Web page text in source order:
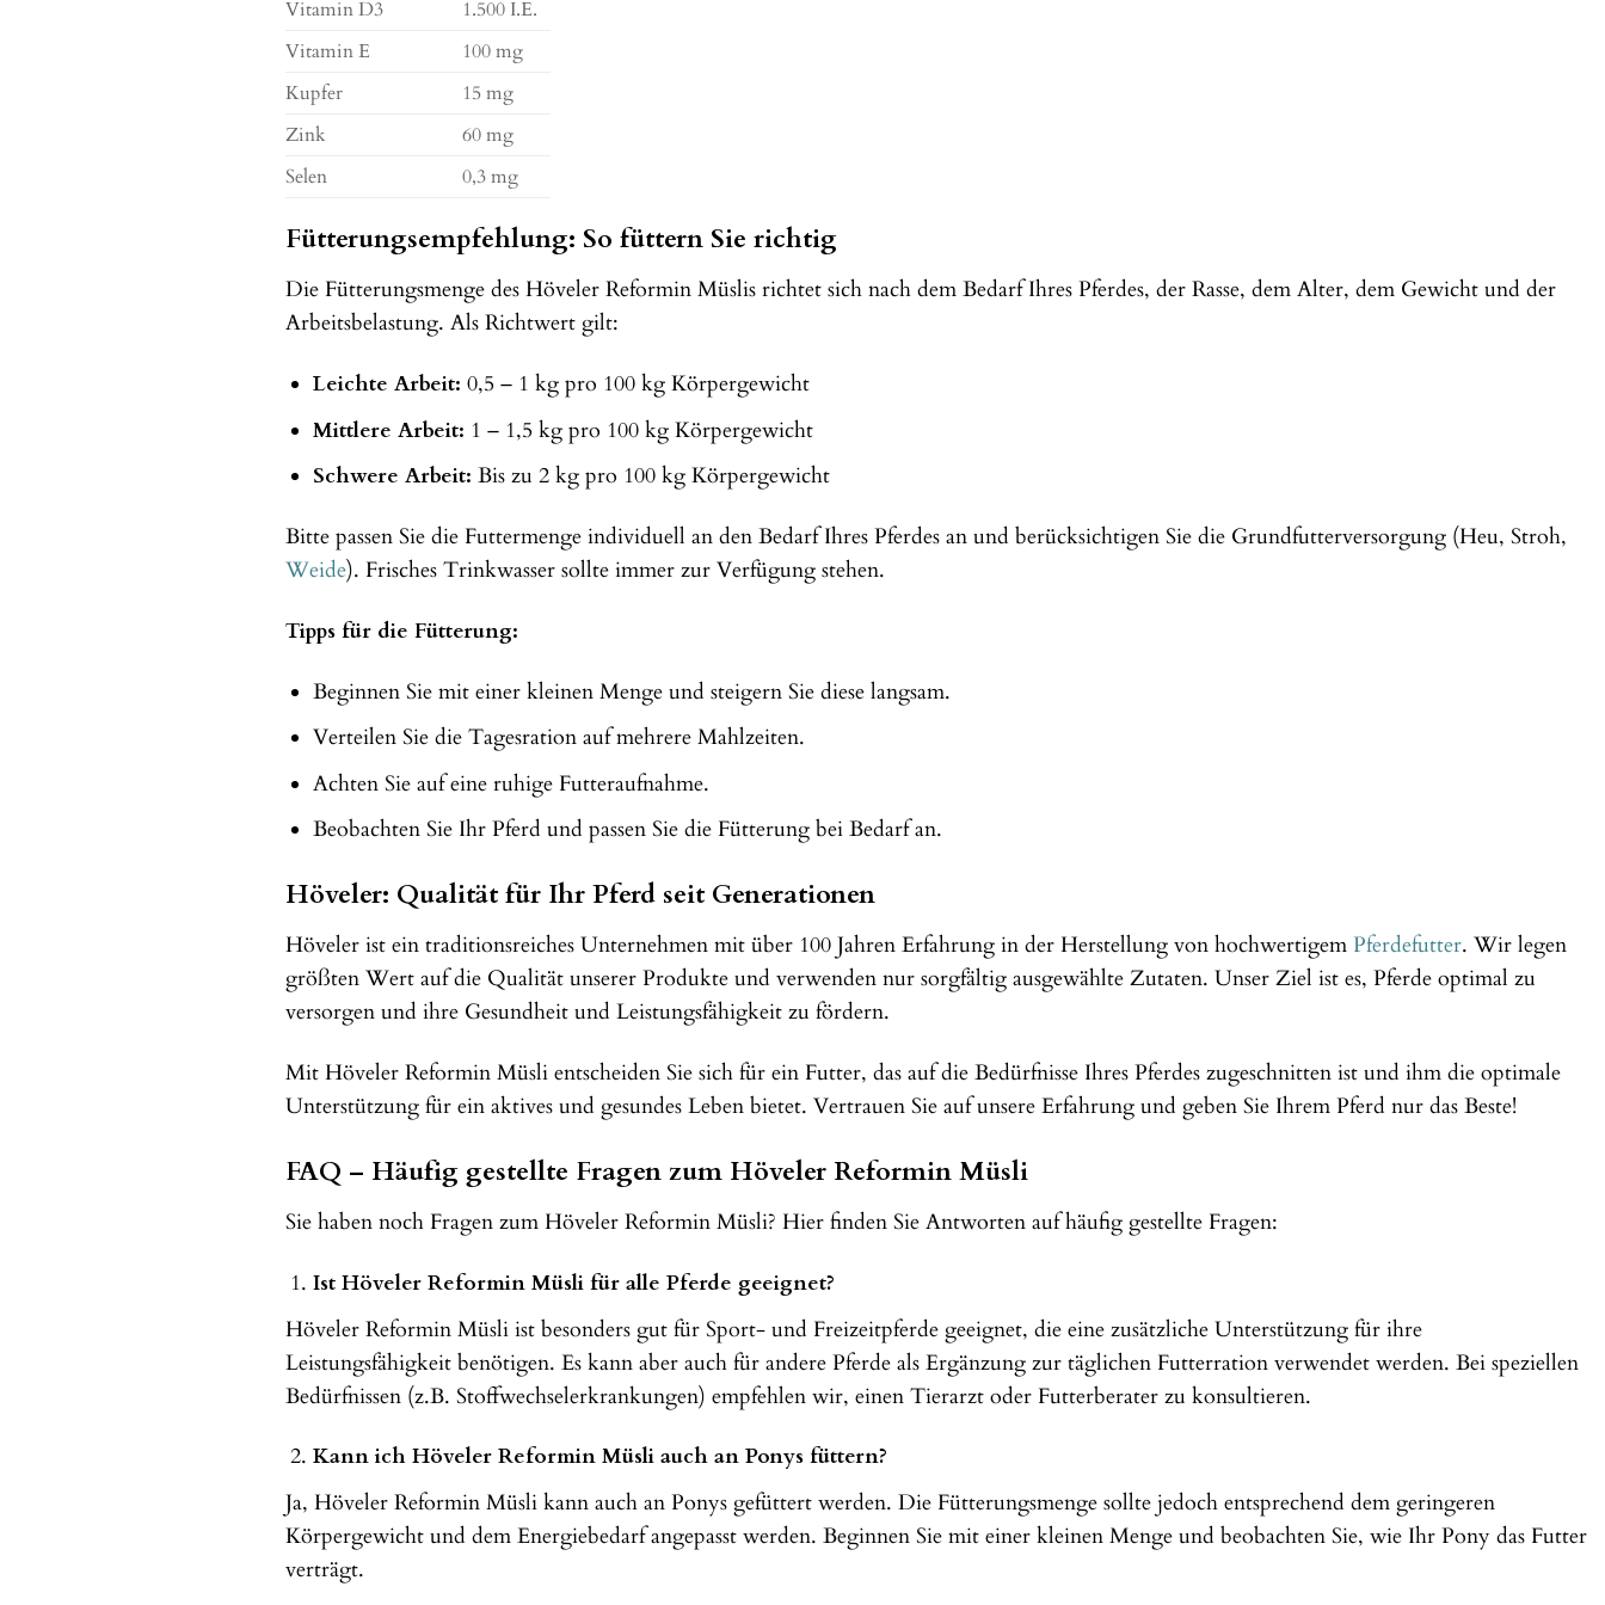
Vitamin D3
1.500 I.E.
Vitamin E
100 mg
Kupfer
15 mg
Zink
60 mg
Selen
0,3 mg
Fütterungsempfehlung: So füttern Sie richtig
Die Fütterungsmenge des Höveler Reformin Müslis richtet sich nach dem Bedarf Ihres Pferdes, der Rasse, dem Alter, dem Gewicht und der
Arbeitsbelastung. Als Richtwert gilt:
Leichte Arbeit: 0,5 – 1 kg pro 100 kg Körpergewicht
Mittlere Arbeit: 1 – 1,5 kg pro 100 kg Körpergewicht
Schwere Arbeit: Bis zu 2 kg pro 100 kg Körpergewicht
Bitte passen Sie die Futtermenge individuell an den Bedarf Ihres Pferdes an und berücksichtigen Sie die Grundfutterversorgung (Heu, Stroh,
Weide). Frisches Trinkwasser sollte immer zur Verfügung stehen.
Tipps für die Fütterung:
Beginnen Sie mit einer kleinen Menge und steigern Sie diese langsam.
Verteilen Sie die Tagesration auf mehrere Mahlzeiten.
Achten Sie auf eine ruhige Futteraufnahme.
Beobachten Sie Ihr Pferd und passen Sie die Fütterung bei Bedarf an.
Höveler: Qualität für Ihr Pferd seit Generationen
Höveler ist ein traditionsreiches Unternehmen mit über 100 Jahren Erfahrung in der Herstellung von hochwertigem Pferdefutter. Wir legen
größten Wert auf die Qualität unserer Produkte und verwenden nur sorgfältig ausgewählte Zutaten. Unser Ziel ist es, Pferde optimal zu
versorgen und ihre Gesundheit und Leistungsfähigkeit zu fördern.
Mit Höveler Reformin Müsli entscheiden Sie sich für ein Futter, das auf die Bedürfnisse Ihres Pferdes zugeschnitten ist und ihm die optimale
Unterstützung für ein aktives und gesundes Leben bietet. Vertrauen Sie auf unsere Erfahrung und geben Sie Ihrem Pferd nur das Beste!
FAQ – Häufig gestellte Fragen zum Höveler Reformin Müsli
Sie haben noch Fragen zum Höveler Reformin Müsli? Hier finden Sie Antworten auf häufig gestellte Fragen:
Ist Höveler Reformin Müsli für alle Pferde geeignet?
Höveler Reformin Müsli ist besonders gut für Sport- und Freizeitpferde geeignet, die eine zusätzliche Unterstützung für ihre
Leistungsfähigkeit benötigen. Es kann aber auch für andere Pferde als Ergänzung zur täglichen Futterration verwendet werden. Bei speziellen
Bedürfnissen (z.B. Stoffwechselerkrankungen) empfehlen wir, einen Tierarzt oder Futterberater zu konsultieren.
Kann ich Höveler Reformin Müsli auch an Ponys füttern?
Ja, Höveler Reformin Müsli kann auch an Ponys gefüttert werden. Die Fütterungsmenge sollte jedoch entsprechend dem geringeren
Körpergewicht und dem Energiebedarf angepasst werden. Beginnen Sie mit einer kleinen Menge und beobachten Sie, wie Ihr Pony das Futter
verträgt.